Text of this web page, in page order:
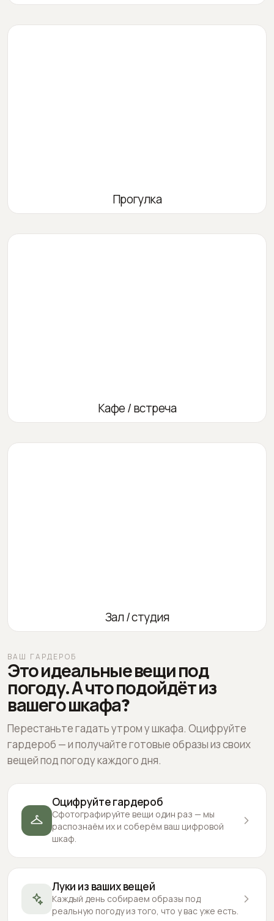
Прогулка
Кафе / встреча
Зал / студия
ВАШ ГАРДЕРОБ
Это идеальные вещи под
погоду. А что подойдёт из
вашего шкафа?
Перестаньте гадать утром у шкафа. Оцифруйте
гардероб — и получайте готовые образы из своих
вещей под погоду каждого дня.
Оцифруйте гардероб
Сфотографируйте вещи один раз — мы
распознаём их и соберём ваш цифровой
шкаф.
Луки из ваших вещей
Каждый день собираем образы под
реальную погоду из того, что у вас уже есть.